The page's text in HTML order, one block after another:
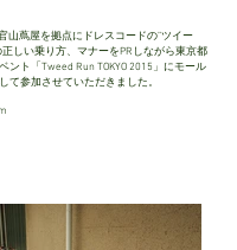
山蔦屋を拠点にドレスコードの”ツイー
正しい乗り方、マナーをPRしながら東京都
ント「Tweed Run TOKYO 2015」にモール
て参加させていただきました。